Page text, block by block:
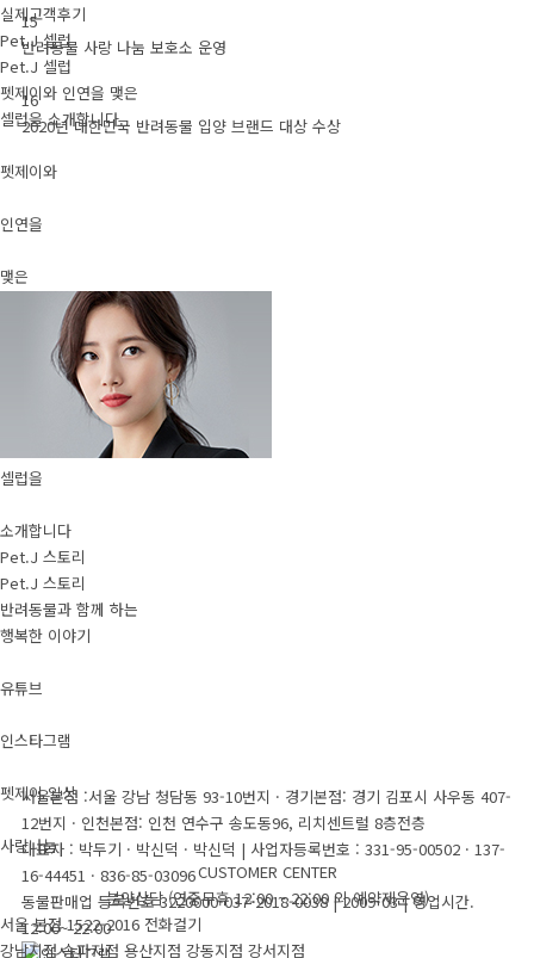
실제고객후기
Pet.J 셀럽
Pet.J 셀럽
펫제이와 인연을 맺은
셀럽을 소개합니다.
펫제이와
인연을
맺은
셀럽을
소개합니다
Pet.J 스토리
Pet.J 스토리
반려동물과 함께 하는
행복한 이야기
유튜브
인스타그램
펫제이 일상
사랑나눔
CUSTOMER CENTER
분양상담 (연중무휴 12:00 ~ 22:00 외 예약제운영)
서울 본점 1522-2016 전화걸기
강남지점 송파지점 용산지점 강동지점 강서지점
15
반려동물 사랑 나눔 보호소 운영
16
2020년 대한민국 반려동물 입양 브랜드 대상 수상
서울본점 :서울 강남 청담동 93-10번지 · 경기본점: 경기 김포시 사우동 407-
12번지 · 인천본점: 인천 연수구 송도동96, 리치센트럴 8층전층
대표자 : 박두기 · 박신덕 · 박신덕 | 사업자등록번호 : 331-95-00502 · 137-
16-44451 · 836-85-03096
동물판매업 등록번호 3220000-037-2018-0038 | 2009-03|영업시간.
12:00~ 22:00